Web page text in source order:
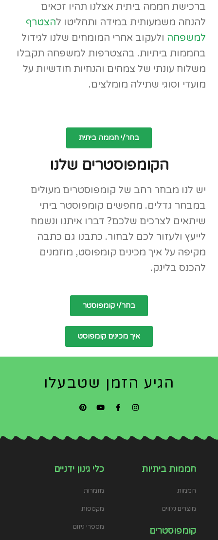
ברכישת חממה ביתית אצלנו תהיו זכאים
להנחה משמעותית במידה ותחליטו להצטרף
למשפחה ולעקוב אחרי המומחים שלנו לגידול
בחממות ביתיות. בהצטרפות למשפחה תקבלו
משלוח עונתי של צמחים והנחיות חודשיות על
מועדי וסוגי שתילה מומלצים.
בחר/י חממה ביתית
הקומפוסטרים שלנו
יש לנו מבחר רחב של קומפוסטרים מעולים
במבחר גדלים. מחפשים קומפוסטר ביתי
שיתאים לצרכים שלכם? דברו איתנו ונשמח
לייעץ ולעזור לכם לבחור. כתבנו גם כתבה
מקיפה על איך מכינים קומפוסט, מוזמנים
להכנס בלינק.
בחר/י קומפוסטר
איך מכינים קומפוסט
הגיע הזמן שטבעלו
חממות ביתיות
חממות
מוצרים נלווים
קומפוסטרים
כלי גינון ידניים
מזמרות
מקטפות
מספרי גיזום